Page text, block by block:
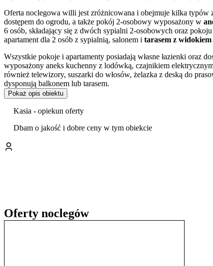
Oferta noclegowa willi jest zróżnicowana i obejmuje kilka typów
dostępem do ogrodu, a także pokój 2-osobowy wyposażony w
6 osób, składający się z dwóch sypialni 2-osobowych oraz
apartament dla 2 osób z sypialnią, salonem i tarasem z
Wszystkie pokoje i apartamenty posiadają własne łazienki oraz
wyposażony aneks kuchenny z lodówką, czajnikiem
również telewizory, suszarki do włosów, żelazka z deską do
dysponują balkonem lub tarasem.
Na życzenie gości obiekt zapewnia możliwość zamówienia
Obiekt jest przygotowany na przyjęcie rodzin z dziećmi, oferując
oraz specjalną pościel dziecięcą. Na terenie posesji znajduje się
Nałęczowa, Kazimierza Dolnego, Puław czy Zamościa.
Willa Anna położona jest w dogodnej lokalizacji, która
oraz Muzeum Bolesława Prusa, a także zobaczyć słynną
Pokaż opis obiektu
Kasia - opiekun oferty
Dbam o jakość i dobre ceny w tym obiekcie
Oferty noclegów